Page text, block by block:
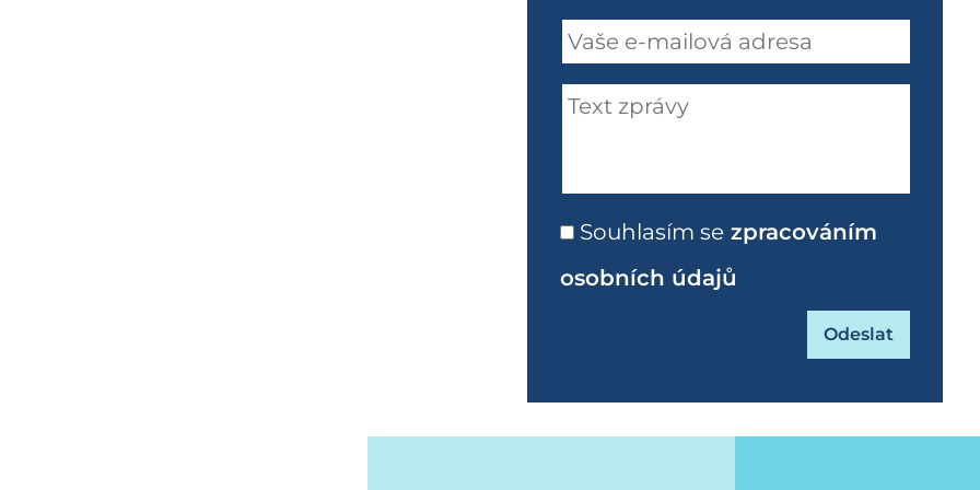
Souhlasím se zpracováním
osobních údajů